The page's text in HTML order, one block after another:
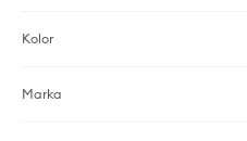
Kolor
Marka